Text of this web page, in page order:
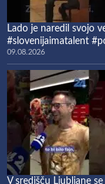
Lado je naredil svojo
#slovenijaimatalent
09.08.2026
V središču Ljubljane